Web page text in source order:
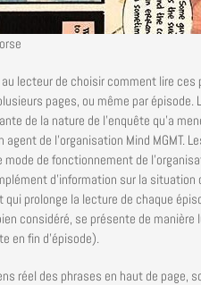
lecteur de choisir comment lire ces
pages, ou même par épisode.
de la nature de l’enquête qu’a
de l’organisation Mind MGMT.
de fonctionnement de
d’information sur la situation
prolonge la lecture de chaque
considéré, se présente de manière
en fin d’épisode).
réel des phrases en haut de page,